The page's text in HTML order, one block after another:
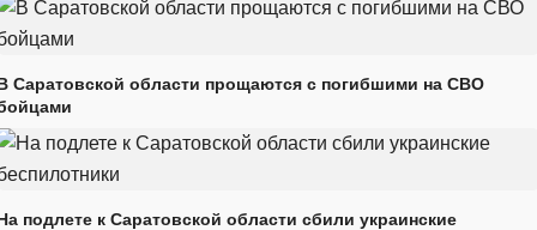
Саратовской области прощаются с погибшими на СВО
подлете к Саратовской области сбили украинские